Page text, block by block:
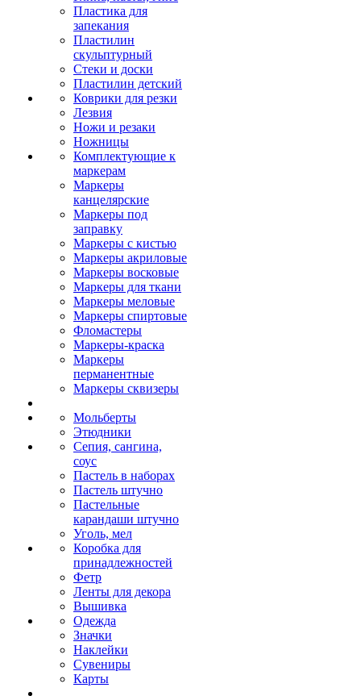
Пластика для
запекания
Пластилин
скульптурный
Стеки и доски
Пластилин детский
Коврики для резки
Лезвия
Ножи и резаки
Ножницы
Комплектующие к
маркерам
Маркеры
канцелярские
Маркеры под
заправку
Маркеры с кистью
Маркеры акриловые
Маркеры восковые
Маркеры для ткани
Маркеры меловые
Маркеры спиртовые
Фломастеры
Маркеры-краска
Маркеры
перманентные
Маркеры сквизеры
Мольберты
Этюдники
Сепия, сангина,
соус
Пастель в наборах
Пастель штучно
Пастельные
карандаши штучно
Уголь, мел
Коробка для
принадлежностей
Фетр
Ленты для декора
Вышивка
Одежда
Значки
Наклейки
Сувениры
Карты